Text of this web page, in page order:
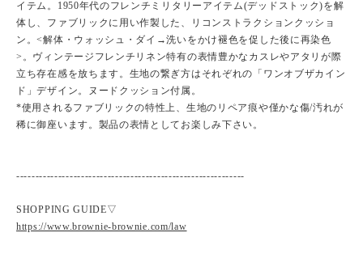
イテム。1950年代のフレンチミリタリーアイテム(デッドストック)を解
体し、ファブリックに用い作製した、リコンストラクションクッショ
ン。<解体・ウォッシュ・ダイ→洗いをかけ褪色を促した後に再染色
>。ヴィンテージフレンチリネン特有の表情豊かなカスレやアタリが際
立ち存在感を放ちます。生地の繋ぎ方はそれぞれの「ワンオブザカイン
ド」デザイン。ヌードクッション付属。
*使用されるファブリックの特性上、生地のリペア痕や僅かな傷/汚れが
稀に御座います。製品の表情としてお楽しみ下さい。
------------------------------------------------------------
SHOPPING GUIDE▽
https://www.brownie-brownie.com/law